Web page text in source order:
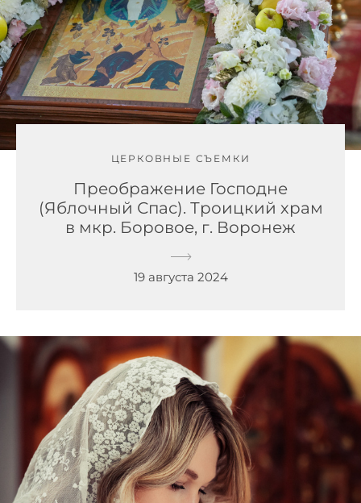
ЦЕРКОВНЫЕ СЪЕМКИ
Преображение Господне
(Яблочный Спас). Троицкий храм
в мкр. Боровое, г. Воронеж
19 августа 2024